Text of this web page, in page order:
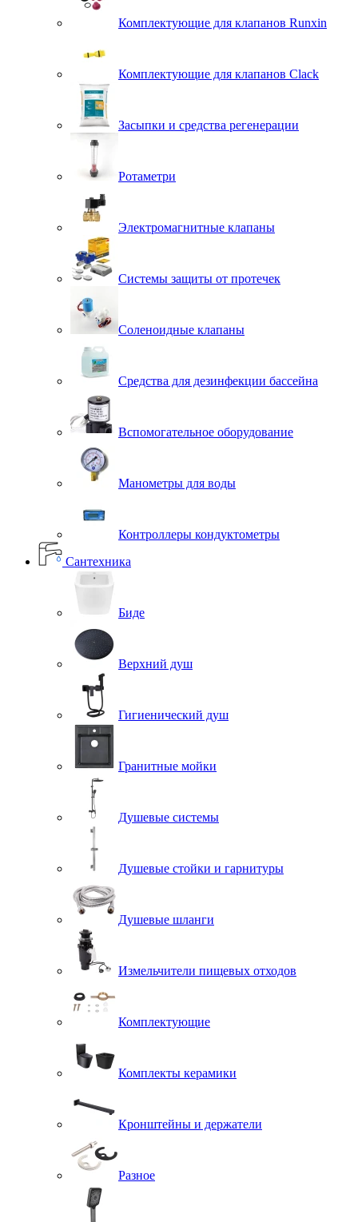
Комплектующие для клапанов Runxin
Комплектующие для клапанов Clack
Засыпки и средства регенерации
Ротаметри
Электромагнитные клапаны
Системы защиты от протечек
Соленоидные клапаны
Средства для дезинфекции бассейна
Вспомогательное оборудование
Манометры для воды
Контроллеры кондуктометры
Сантехника
Биде
Верхний душ
Гигиенический душ
Гранитные мойки
Душевые системы
Душевые стойки и гарнитуры
Душевые шланги
Измельчители пищевых отходов
Комплектующие
Комплекты керамики
Кронштейны и держатели
Разное